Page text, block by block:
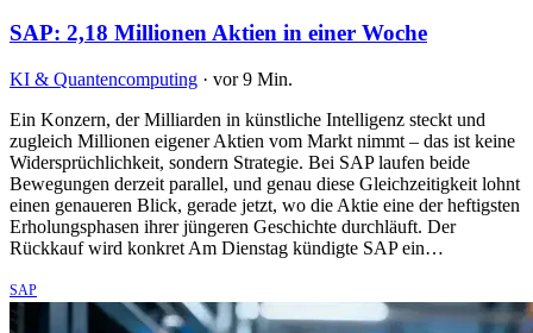
SAP: 2,18 Millionen Aktien in einer Woche
KI & Quantencomputing · vor 9 Min.
Ein Konzern, der Milliarden in künstliche Intelligenz steckt und
zugleich Millionen eigener Aktien vom Markt nimmt – das ist keine
Widersprüchlichkeit, sondern Strategie. Bei SAP laufen beide
Bewegungen derzeit parallel, und genau diese Gleichzeitigkeit lohnt
einen genaueren Blick, gerade jetzt, wo die Aktie eine der heftigsten
Erholungsphasen ihrer jüngeren Geschichte durchläuft. Der
Rückkauf wird konkret Am Dienstag kündigte SAP ein…
SAP